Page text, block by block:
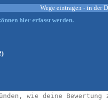
Wege eintragen - in der
hier erfasst werden.